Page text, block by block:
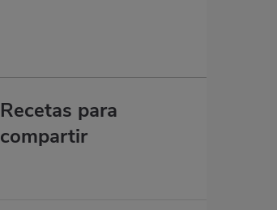
Recetas para
compartir